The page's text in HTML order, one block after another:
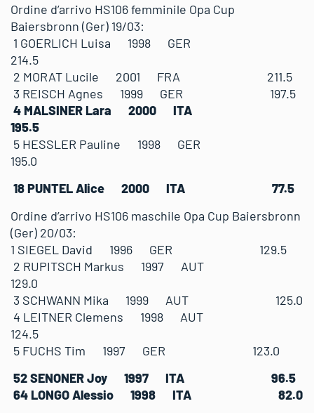
Ordine d’arrivo HS106 femminile Opa Cup
Baiersbronn (Ger) 19/03:
1 GOERLICH Luisa 1998 GER
214.5
2 MORAT Lucile 2001 FRA 211.5
3 REISCH Agnes 1999 GER 197.5
4 MALSINER Lara 2000 ITA
195.5
5 HESSLER Pauline 1998 GER
195.0
18 PUNTEL Alice 2000 ITA 77.5
Ordine d’arrivo HS106 maschile Opa Cup Baiersbronn
(Ger) 20/03:
1 SIEGEL David 1996 GER 129.5
2 RUPITSCH Markus 1997 AUT
129.0
3 SCHWANN Mika 1999 AUT 125.0
4 LEITNER Clemens 1998 AUT
124.5
5 FUCHS Tim 1997 GER 123.0
52 SENONER Joy 1997 ITA 96.5
64 LONGO Alessio 1998 ITA 82.0